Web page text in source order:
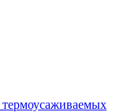
термоусаживаемых